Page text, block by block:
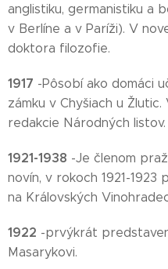
anglistiku, germanistiku a
v Berlíne a v Paríži). V
doktora filozofie.
1917 -Pôsobí ako domáci
zámku v Chyšiach u
redakcie Národných listov.
1921-1938 -Je členom
novín, v rokoch 1921-1923
na Královských
1922 -prvýkrát
Masarykovi.